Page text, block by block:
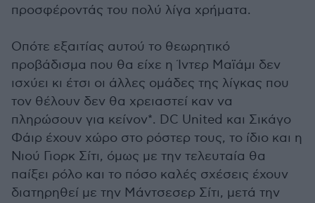
προσφέροντάς του πολύ λίγα χρήματα.
Οπότε εξαιτίας αυτού το θεωρητικό
προβάδισμα που θα είχε η Ίντερ Μαϊάμι δεν
ισχύει κι έτσι οι άλλες ομάδες της λίγκας που
τον θέλουν δεν θα χρειαστεί καν να
πληρώσουν για κείνον*. DC United και Σικάγο
Φάιρ έχουν χώρο στο ρόστερ τους, το ίδιο και η
Νιού Γιορκ Σίτι, όμως με την τελευταία θα
παίξει ρόλο και το πόσο καλές σχέσεις έχουν
διατηρηθεί με την Μάντσεσερ Σίτι, μετά την